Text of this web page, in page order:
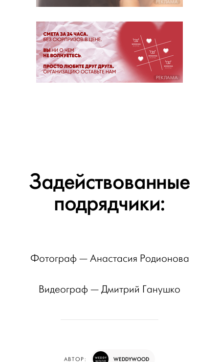
РЕКЛАМА
РЕКЛАМА
Задействованные
подрядчики:
Фотограф — Анастасия Родионова
Видеограф — Дмитрий Ганушко
АВТОР: WEDDYWOOD